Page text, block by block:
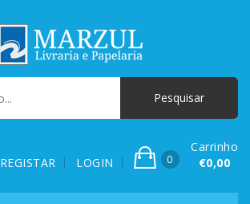
REGISTAR LOGIN 0
Carrinho
€0,00